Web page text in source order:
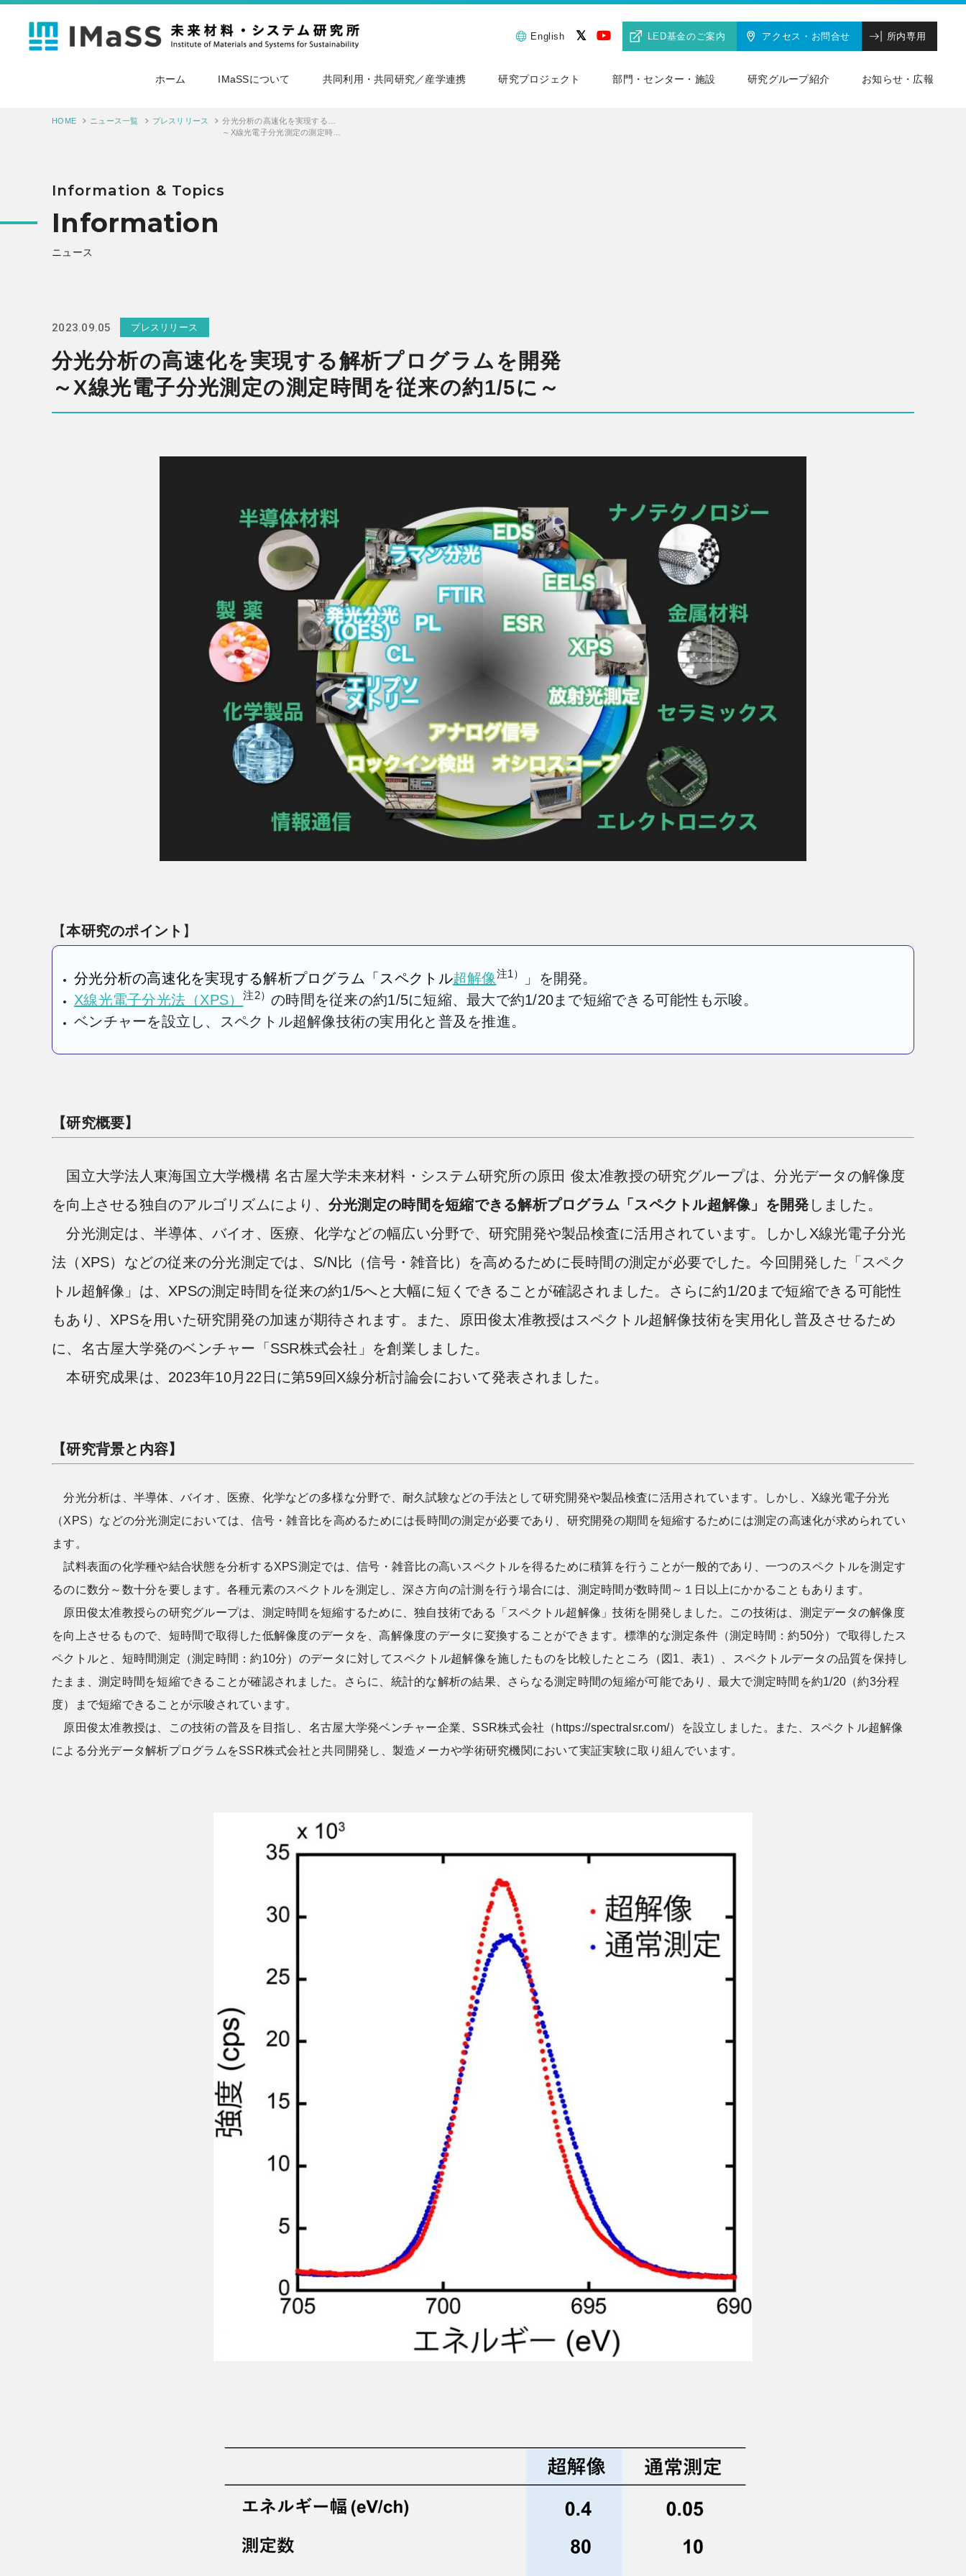
English LED基金のご案内 アクセス・お問合せ 所内専用
ホーム IMaSSについて 共同利用・共同研究／産学連携 研究プロジェクト 部門・センター・施設 研究グループ紹介 お知らせ・広報
HOME ニュース一覧 プレスリリース
～X線光電子分光測定の測定時間を従来の約1/5に～
Information & Topics
Information
ニュース
2023.09.05 プレスリリース
分光分析の高速化を実現する解析プログラムを開発
～X線光電子分光測定の測定時間を従来の約1/5に～
【本研究のポイント 】
分光分析の高速化を実現する解析プログラム「スペクトル超解像注1）
」を開発。
X線光電子分光法（XPS）注2） の時間を従来の約1/5に短縮、最大で約1/20まで短縮できる可能性も示唆。
ベンチャーを設立し、スペクトル超解像技術の実用化と普及を推進。
【研究概要】
国立大学法人東海国立大学機構 名古屋大学未来材料・システム研究所の原田 俊太准教授の研究グループは、分光データの解像度
を向上させる独自のアルゴリズムにより、 分光測定の時間を短縮できる解析プログラム「スペクトル超解像」を開発 しました。
分光測定は、半導体、バイオ、医療、化学などの幅広い分野で、研究開発や製品検査に活用されています。しかしX線光電子分光
法（XPS）などの従来の分光測定では、S/N比（信号・雑音比）を高めるために長時間の測定が必要でした。今回開発した「スペク
トル超解像」は、XPSの測定時間を従来の約1/5へと大幅に短くできることが確認されました。さらに約1/20まで短縮できる可能性
もあり、XPSを用いた研究開発の加速が期待されます。また、原田俊太准教授はスペクトル超解像技術を実用化し普及させるため
に、名古屋大学発のベンチャー「SSR株式会社」を創業しました。
本研究成果は、2023年10月22日に第59回X線分析討論会において発表されました。
【研究背景と内容】
分光分析は、半導体、バイオ、医療、化学などの多様な分野で、耐久試験などの手法として研究開発や製品検査に活用されています。しかし、X線光電子分光
（XPS）などの分光測定においては、信号・雑音比を高めるためには長時間の測定が必要であり、研究開発の期間を短縮するためには測定の高速化が求められてい
ます。
試料表面の化学種や結合状態を分析するXPS測定では、信号・雑音比の高いスペクトルを得るために積算を行うことが一般的であり、一つのスペクトルを測定す
るのに数分～数十分を要します。各種元素のスペクトルを測定し、深さ方向の計測を行う場合には、測定時間が数時間～１日以上にかかることもあります。
原田俊太准教授らの研究グループは、測定時間を短縮するために、独自技術である「スペクトル超解像」技術を開発しました。この技術は、測定データの解像度
を向上させるもので、短時間で取得した低解像度のデータを、高解像度のデータに変換することができます。標準的な測定条件（測定時間：約50分）で取得したス
ペクトルと、短時間測定（測定時間：約10分）のデータに対してスペクトル超解像を施したものを比較したところ（図1、表1）、スペクトルデータの品質を保持し
たまま、測定時間を短縮できることが確認されました。さらに、統計的な解析の結果、さらなる測定時間の短縮が可能であり、最大で測定時間を約1/20（約3分程
度）まで短縮できることが示唆されています。
原田俊太准教授は、この技術の普及を目指し、名古屋大学発ベンチャー企業、SSR株式会社（https://spectralsr.com/）を設立しました。また、スペクトル超解像
による分光データ解析プログラムをSSR株式会社と共同開発し、製造メーカや学術研究機関において実証実験に取り組んでいます。